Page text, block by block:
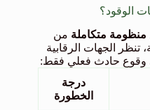
الوقود؟
منظومة متكاملة من
تنظر الجهات الرقابية
وقوع حادث فعلي فقط:
درجة
الخطورة